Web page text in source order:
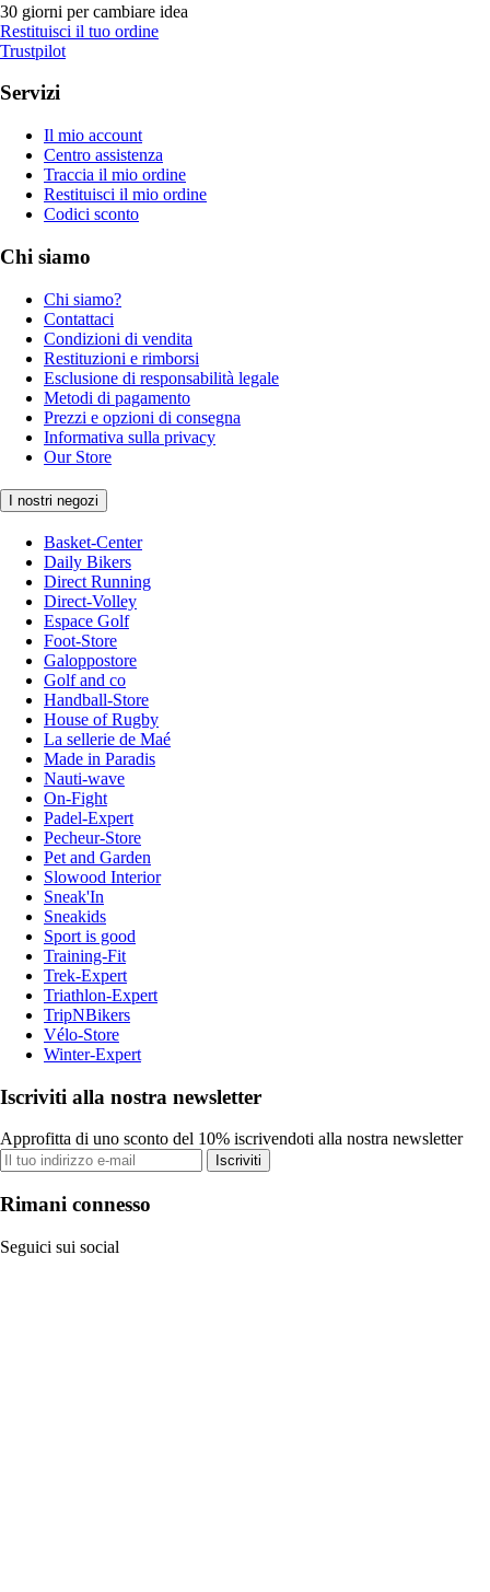
30 giorni per cambiare idea
Restituisci il tuo ordine
Trustpilot
Servizi
Il mio account
Centro assistenza
Traccia il mio ordine
Restituisci il mio ordine
Codici sconto
Chi siamo
Chi siamo?
Contattaci
Condizioni di vendita
Restituzioni e rimborsi
Esclusione di responsabilità legale
Metodi di pagamento
Prezzi e opzioni di consegna
Informativa sulla privacy
Our Store
I nostri negozi
Basket-Center
Daily Bikers
Direct Running
Direct-Volley
Espace Golf
Foot-Store
Galoppostore
Golf and co
Handball-Store
House of Rugby
La sellerie de Maé
Made in Paradis
Nauti-wave
On-Fight
Padel-Expert
Pecheur-Store
Pet and Garden
Slowood Interior
Sneak'In
Sneakids
Sport is good
Training-Fit
Trek-Expert
Triathlon-Expert
TripNBikers
Vélo-Store
Winter-Expert
Iscriviti alla nostra newsletter
Approfitta di uno sconto del 10% iscrivendoti alla nostra newsletter
Iscriviti
Rimani connesso
Seguici sui social